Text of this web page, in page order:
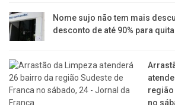
Nome sujo não tem mais
desconto de até 90% para
região
no